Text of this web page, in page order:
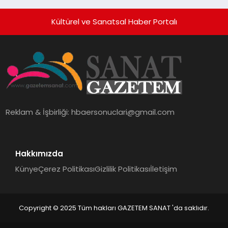
Hayata Geçirecek
Kültürel ve Sanatsal Haber Portalı
Reklam & İşbirliği:hbaersonuclari@gmail.com
Hakkımızda
KünyeÇerez PolitikasıGizlilik Politikasıİletişim
Copyright © 2025 Tüm hakları GAZETEM SANAT 'da saklıdır.